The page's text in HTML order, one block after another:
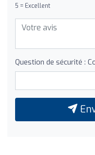
5 = Excellent
Question de sécurité :